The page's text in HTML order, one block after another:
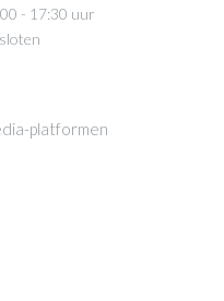
- 17:30 uur
platformen